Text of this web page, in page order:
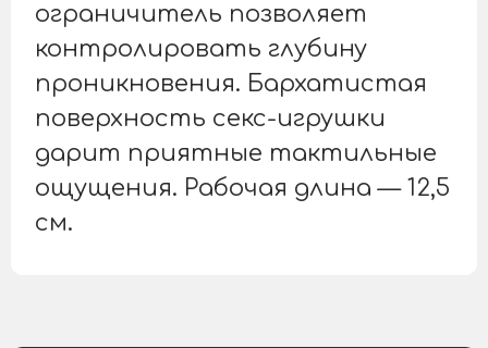
ограничитель позволяет
контролировать глубину
проникновения. Бархатистая
поверхность секс-игрушки
дарит приятные тактильные
ощущения. Рабочая длина — 12,5
см.